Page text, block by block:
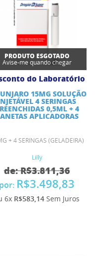
PRODUTO ESGOTADO
Avise-me quando chegar
do Laboratório
15MG SOLUÇÃO
4 SERINGAS
0,5ML + 4
APLICADORAS
+ 4 SERINGAS (GELADEIRA)
Lilly
de: R$3.811,36
por: R$3.498,83
6x R$583,14 Sem Juros